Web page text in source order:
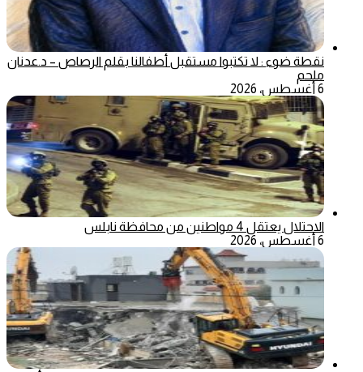
نقطة ضوء : لا تكتبوا مستقبل أطفالنا بقلم الرصاص – د.عدنان
ملحم
6 أغسطس، 2026
الاحتلال يعتقل 4 مواطنين من محافظة نابلس
6 أغسطس، 2026